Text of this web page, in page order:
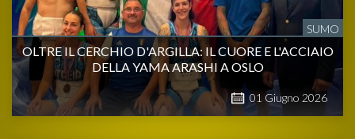
SUMO
OLTRE IL CERCHIO D'ARGILLA: IL CUORE E L'ACCIAIO
DELLA YAMA ARASHI A OSLO
01 Giugno 2026